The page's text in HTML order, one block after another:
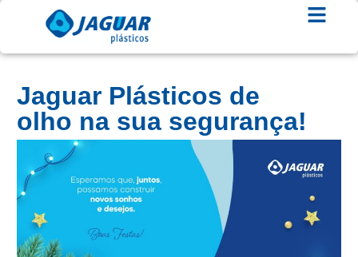
Jaguar Plásticos de
olho na sua segurança!